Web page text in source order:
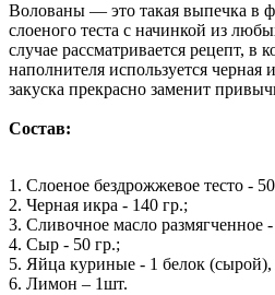
Волованы — это такая выпечка в
слоеного теста с начинкой из
случае рассматривается рецепт, в
наполнителя используется черная
закуска прекрасно заменит
Состав:
1. Слоеное бездрожжевое тесто -
2. Черная икра - 140 гр.;
3. Сливочное масло размягченное
4. Сыр - 50 гр.;
5. Яйца куриные - 1 белок (сырой),
6. Лимон – 1шт.